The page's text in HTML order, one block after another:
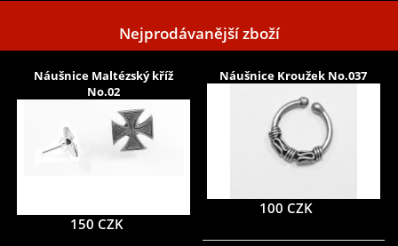
Nejprodávanější zboží
Náušnice Maltézský kříž
No.02
150 CZK
Náušnice Kroužek No.037
100 CZK